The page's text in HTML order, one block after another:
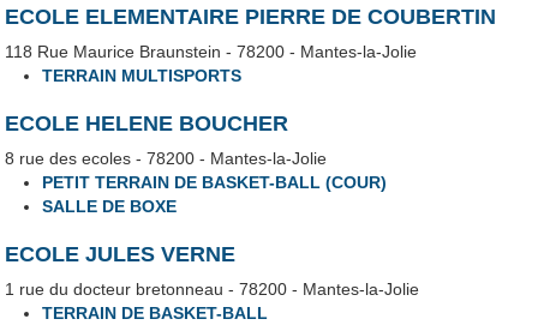
ECOLE ELEMENTAIRE PIERRE DE COUBERTIN
118 Rue Maurice Braunstein - 78200 - Mantes-la-Jolie
TERRAIN MULTISPORTS
ECOLE HELENE BOUCHER
8 rue des ecoles - 78200 - Mantes-la-Jolie
PETIT TERRAIN DE BASKET-BALL (COUR)
SALLE DE BOXE
ECOLE JULES VERNE
1 rue du docteur bretonneau - 78200 - Mantes-la-Jolie
TERRAIN DE BASKET-BALL